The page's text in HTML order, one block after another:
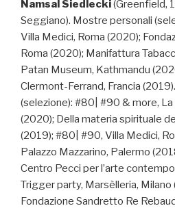
Namsal Siedlecki(Greenfield,
Seggiano). Mostre personali
Villa Medici, Roma (2020);
Roma (2020); Manifattura
Patan Museum, Kathmandu
Clermont-Ferrand, Francia
(selezione): #80| #90 & more, La
(2020); Della materia spirituale
(2019); #80| #90, Villa Medici,
Palazzo Mazzarino, Palermo
Centro Pecci per l’arte
Trigger party, Marsèlleria, Milano
Fondazione Sandretto Re